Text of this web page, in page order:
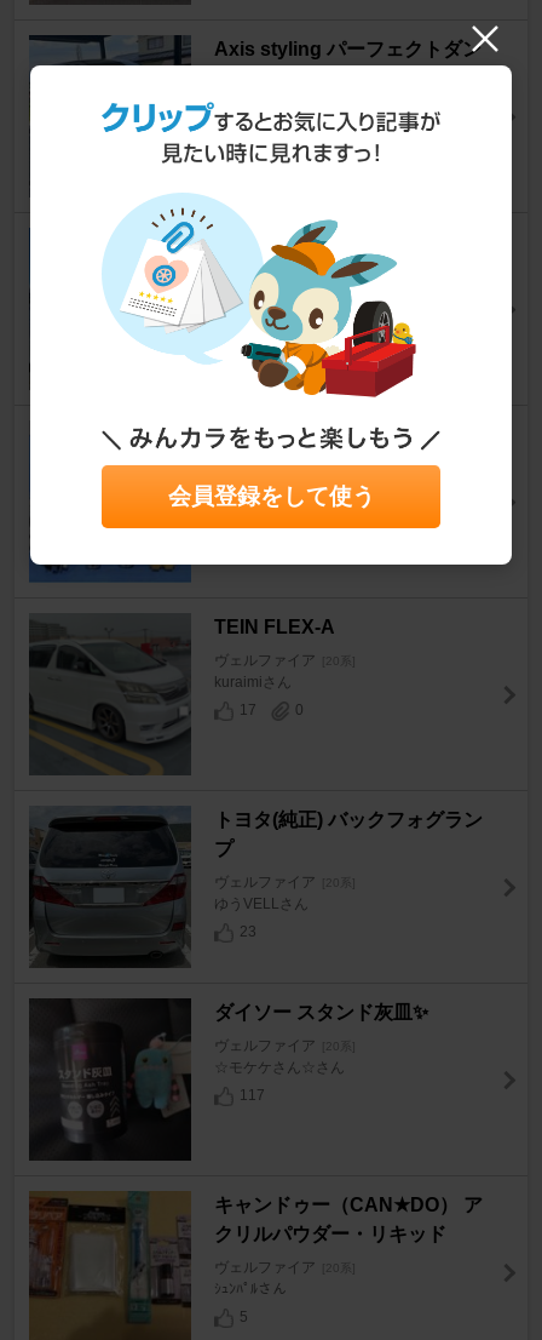
Axis styling パーフェクトダン
ヴェルファイア [20系]
アクシススタイリングさん
22
0
Axis styling パーフェクトダン
パー6G
ヴェルファイア [20系]
アクシススタイリングさん
21
1
BILSTEIN B14
ヴェルファイア [20系]
うなもずくさん
TEIN FLEX-A
ヴェルファイア [20系]
kuraimiさん
17
0
トヨタ(純正) バックフォグラン
プ
ヴェルファイア [20系]
ゆうVELLさん
23
ダイソー スタンド灰皿✨
ヴェルファイア [20系]
☆モケケさん☆さん
117
キャンドゥー（CAN★DO） ア
クリルパウダー・リキッド
ヴェルファイア [20系]
ｼｭﾝﾊﾟﾙさん
5
会員登録をして使う